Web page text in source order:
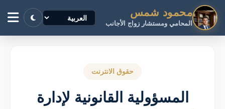
محمود شمس
المحامي ومستشار زواج الأجانب
حقوق الانترنت
المسؤولية القانونية لإدارة